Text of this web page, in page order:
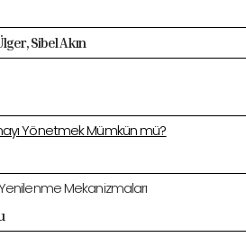
Sibel Akın
Yönetmek Mümkün mü?
Mekanizmaları